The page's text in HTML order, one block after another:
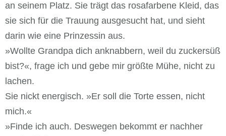
an seinem Platz. Sie trägt das rosafarbene Kleid, das
sie sich für die Trauung ausgesucht hat, und sieht
darin wie eine Prinzessin aus.
»Wollte Grandpa dich anknabbern, weil du zuckersüß
bist?«, frage ich und gebe mir größte Mühe, nicht zu
lachen.
Sie nickt energisch. »Er soll die Torte essen, nicht
mich.«
»Finde ich auch. Deswegen bekommt er nachher